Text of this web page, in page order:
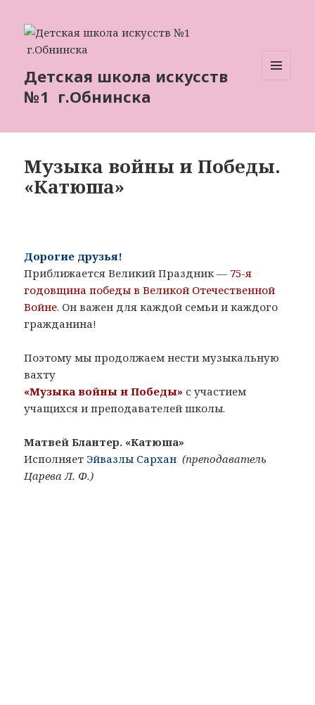
Детская школа искусств
№1 г.Обнинска
Музыка войны и Победы.
«Катюша»
Дорогие друзья!
Приближается Великий Праздник — 75-я
годовщина победы в Великой Отечественной
Войне. Он важен для каждой семьи и каждого
гражданина!
Поэтому мы продолжаем нести музыкальную
вахту
«Музыка войны и Победы» с участием
учащихся и преподавателей школы.
Матвей Блантер. «Катюша»
Исполняет Эйвазлы Сархан (преподаватель
Царева Л. Ф.)